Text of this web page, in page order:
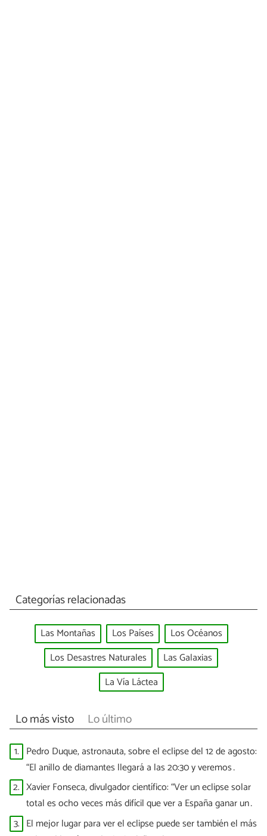
Categorías relacionadas
Las Montañas Los Países
Los Océanos
Los Desastres Naturales
Las Galaxias
La Vía Láctea
Lo más visto Lo último
1. Pedro Duque, astronauta, sobre el eclipse del 12 de agosto:
“El anillo de diamantes llegará a las 20:30 y veremos
puntitos brillantes”
2. Xavier Fonseca, divulgador científico: “Ver un eclipse solar
total es ocho veces más difícil que ver a España ganar un
Mundial”
3. El mejor lugar para ver el eclipse puede ser también el más